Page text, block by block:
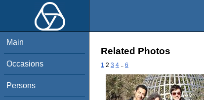
Main
Occasions
Persons
Related Photos
1 2 3 4 6